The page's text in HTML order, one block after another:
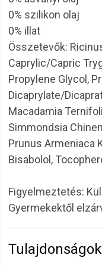
0% szilikon olaj
0% illat
Összetevők:
Caprylic/Capric
Propylene Glycol,
Dicaprylate/
Macadamia
Simmondsia
Prunus Armeniaca
Bisabolol,
Figyelmeztetés:
Gyermekektől
Tulajdonságok